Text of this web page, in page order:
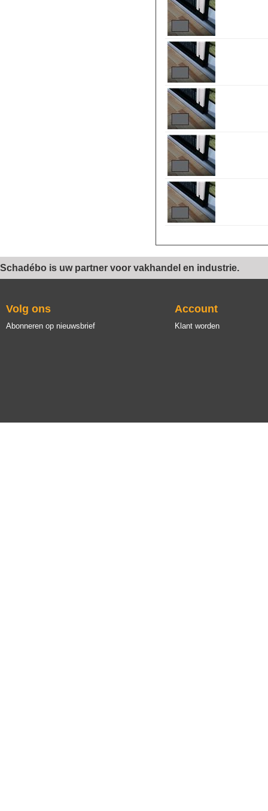
Schadébo is uw partner voor vakhandel en industrie.
Volg ons
Abonneren op nieuwsbrief
Account
Klant worden